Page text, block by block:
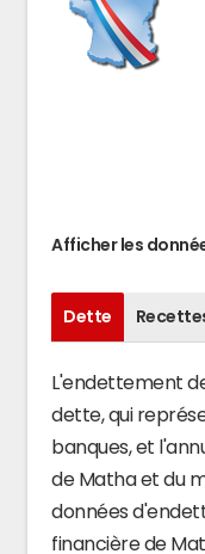
Afficher les
Dette
L'endettement
dette, qui
banques, et
de Matha et du
données
financière de